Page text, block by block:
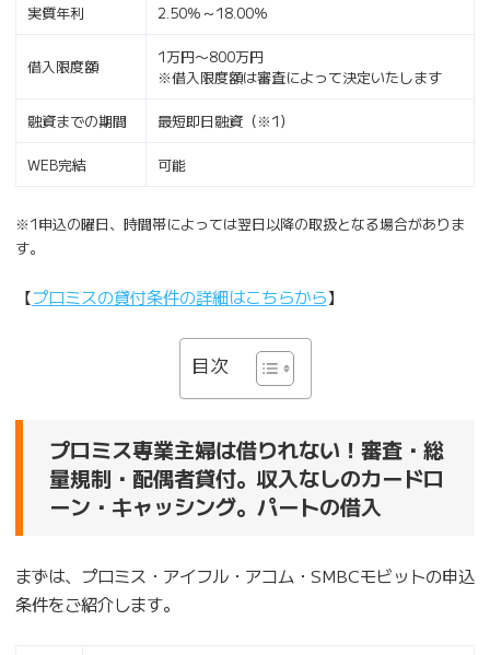
実質年利 2.50％～18.00％
借入限度額
1万円〜800万円
※借入限度額は審査によって決定いたします
融資までの期間 最短即日融資（※1）
WEB完結 可能
※1申込の曜日、時間帯によっては翌日以降の取扱となる場合がありま
す。
【プロミスの貸付条件の詳細はこちらから】
目次
プロミス専業主婦は借りれない！審査・総
量規制・配偶者貸付。収入なしのカードロ
ーン・キャッシング。パートの借入
まずは、プロミス・アイフル・アコム・SMBCモビットの申込
条件をご紹介します。